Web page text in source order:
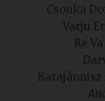
Csonka
Varju
Re
Karajánnisz